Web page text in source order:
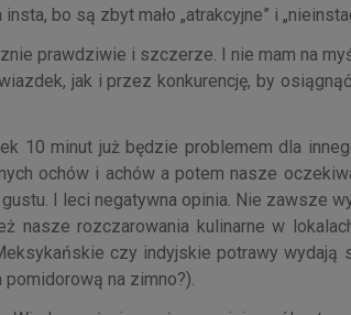
bo są zbyt mało „atrakcyjne” i
prawdziwie i szczerze. I nie mam na
jak i przez konkurencję, by
10 minut już będzie problemem dla
ochów i achów a potem nasze
I leci negatywna opinia. Nie zawsze
nasze rozczarowania kulinarne w
czy indyjskie potrawy wydają
na zimno?).